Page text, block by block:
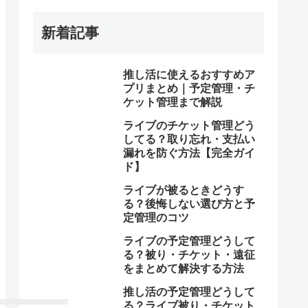
新着記事
推し活に使えるおすすめア
プリまとめ｜予定管理・チ
ケット管理まで解説
ライブのチケット管理どう
してる？取り忘れ・支払い
漏れを防ぐ方法【完全ガイ
ド】
ライブが被るときどうす
る？後悔しない選び方と予
定管理のコツ
ライブの予定管理どうして
る？被り・チケット・遠征
をまとめて解決する方法
推し活の予定管理どうして
る？ライブ被り・チケット